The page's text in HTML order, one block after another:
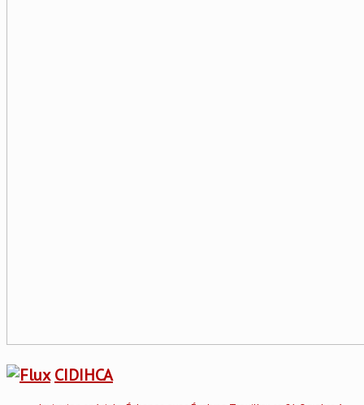
CIDIHCA